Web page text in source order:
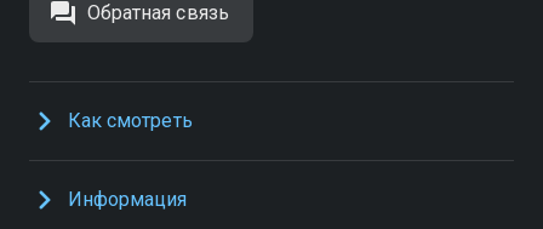
Обратная связь
Как смотреть
Информация